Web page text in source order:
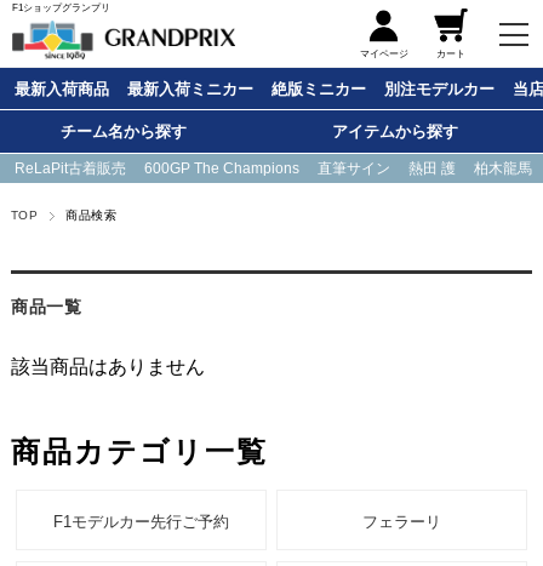
F1ショップグランプリ
マイページ カート
最新入荷商品 最新入荷ミニカー 絶版ミニカー 別注モデルカー 当
チーム名から探す アイテムから探す
ReLaPit古着販売 600GP The Champions 直筆サイン 熱田 護 柏木龍馬
TOP 商品検索
商品一覧
該当商品はありません
商品カテゴリ一覧
F1モデルカー先行ご予約 フェラーリ